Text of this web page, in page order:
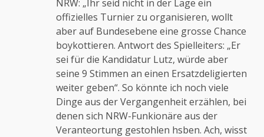
NRW: „Ihr seid nicht in der Lage ein
offizielles Turnier zu organisieren, wollt
aber auf Bundesebene eine grosse Chance
boykottieren. Antwort des Spielleiters: „Er
sei für die Kandidatur Lutz, würde aber
seine 9 Stimmen an einen Ersatzdeligierten
weiter geben“. So könnte ich noch viele
Dinge aus der Vergangenheit erzählen, bei
denen sich NRW-Funkionäre aus der
Veranteortung gestohlen hsben. Ach, wisst